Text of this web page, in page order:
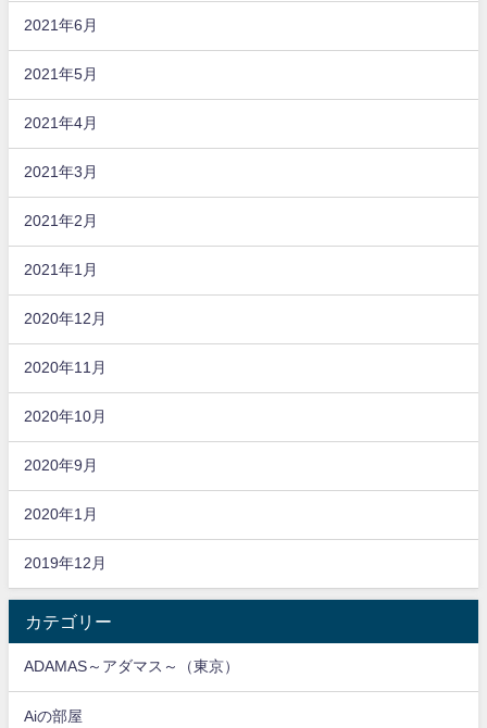
2021年6月
2021年5月
2021年4月
2021年3月
2021年2月
2021年1月
2020年12月
2020年11月
2020年10月
2020年9月
2020年1月
2019年12月
カテゴリー
ADAMAS～アダマス～（東京）
Aiの部屋